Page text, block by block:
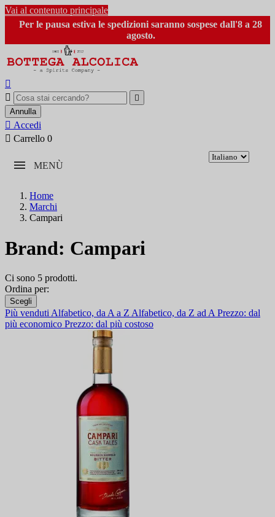
Vai al contenuto principale
Per le pausa estiva le spedizioni saranno sospese dall'8 a 28
agosto.



Annulla
 Accedi
 Carrello 0
MENÙ
Home
Marchi
Campari
Brand: Campari
Ci sono 5 prodotti.
Ordina per:
Scegli
Più venduti Alfabetico, da A a Z Alfabetico, da Z ad A Prezzo: dal
più economico Prezzo: dal più costoso